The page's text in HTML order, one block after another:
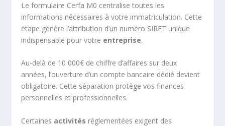
Le formulaire Cerfa M0 centralise toutes les
informations nécessaires à votre immatriculation. Cette
étape génère l’attribution d’un numéro SIRET unique
indispensable pour votre entreprise.
Au-delà de 10 000€ de chiffre d’affaires sur deux
années, l’ouverture d’un compte bancaire dédié devient
obligatoire. Cette séparation protège vos finances
personnelles et professionnelles.
Certaines activités réglementées exigent des